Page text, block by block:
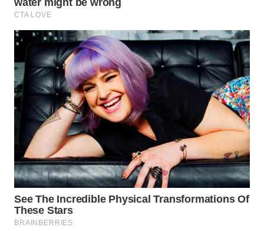
ADVOKAT
WAHANA
INFRASTRUKTUR
WAHANA
KONSUMEN
WAHANA
LISTRIK
WAHANA
TRAVEL
WAHANA
TV